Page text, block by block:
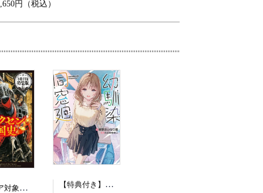
円（税込）
（フェア対象商品）【予約】【特典付き】オルクセン王国史~野蛮なオークの国は、如何にして平和なエルフの国を焼き払うに至ったか~ 7 小冊子付き特装版（08/12頃発送予定）
【特典付き】幼馴染同窓廻